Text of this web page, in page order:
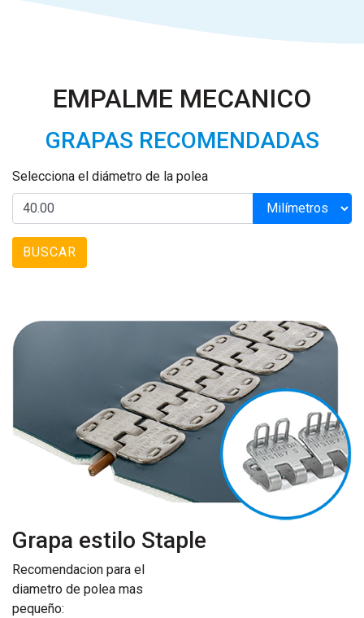
EMPALME MECANICO
GRAPAS RECOMENDADAS
Selecciona el diámetro de la polea
BUSCAR
Grapa estilo Staple
Recomendacion para el
diametro de polea mas
pequeño: